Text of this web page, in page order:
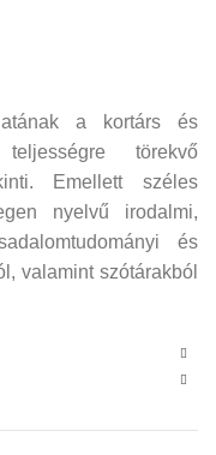
a kortárs és
törekvő
Emellett széles
nyelvű irodalmi,
és
valamint szótárakból